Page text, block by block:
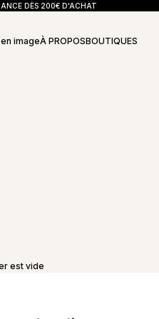
DÈS 200€ D'ACHAT
imageÀ PROPOSBOUTIQUES
est vide